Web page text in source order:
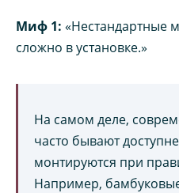
Миф 1: «Нестандартные
сложно в установке.»
На самом деле,
часто бывают
монтируются при
Например,